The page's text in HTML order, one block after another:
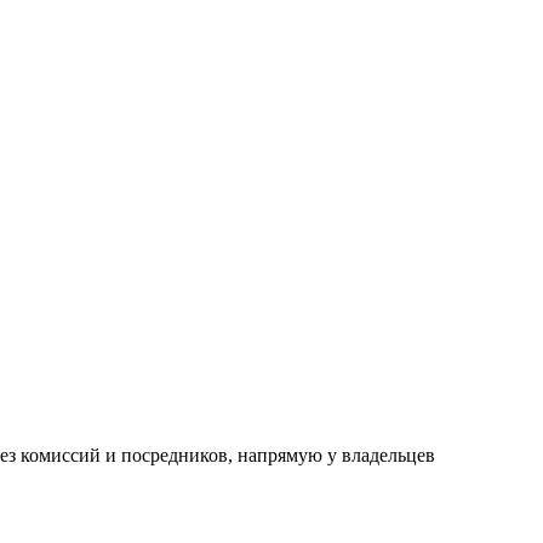
комиссий и посредников, напрямую у владельцев